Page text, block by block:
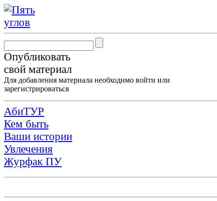
Опубликовать
свой материал
Для добавления материала необходимо войти или
зарегистрироваться
АбиТУР
Кем быть
Ваши истории
Увлечения
Журфак ПУ